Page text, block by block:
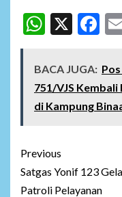
X
BACA JUGA:
751/VJS Kembali
di Kampung
Post
navigation
Previous
Satgas Yonif 123
Patroli Pelayanan